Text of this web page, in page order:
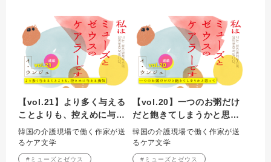
【vol.21】より多く与える
ことよりも、控えめに与え
る勇気 ｜ 私はミューズ
とゼウスのケアラーです
韓国の介護現場で働く作家が送
るケア文学
#ミューズとゼウス
【vol.20】一つのお粥だけ
だと飽きてしまうかと思っ
て ｜ 私はミューズとゼ
ウスのケアラーです
韓国の介護現場で働く作家が送
るケア文学
#ミューズとゼウス